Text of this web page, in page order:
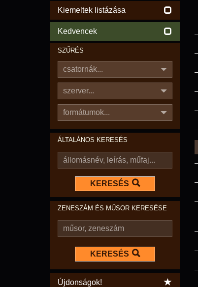
Kiemeltek listázása
Kedvencek
SZŰRÉS
csatornák...
szerver...
formátumok...
ÁLTALÁNOS KERESÉS
KERESÉS
ZENESZÁM ÉS MŰSOR KERESÉSE
KERESÉS
Újdonságok!